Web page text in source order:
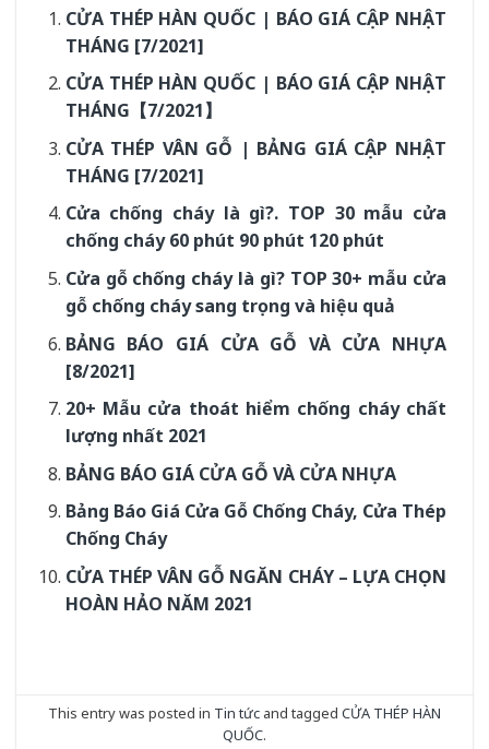
CỬA THÉP HÀN QUỐC | BÁO GIÁ CẬP NHẬT
THÁNG [7/2021]
CỬA THÉP HÀN QUỐC | BÁO GIÁ CẬP NHẬT
THÁNG【7/2021】
CỬA THÉP VÂN GỖ | BẢNG GIÁ CẬP NHẬT
THÁNG [7/2021]
Cửa chống cháy là gì?. TOP 30 mẫu cửa
chống cháy 60 phút 90 phút 120 phút
Cửa gỗ chống cháy là gì? TOP 30+ mẫu cửa
gỗ chống cháy sang trọng và hiệu quả
BẢNG BÁO GIÁ CỬA GỖ VÀ CỬA NHỰA
[8/2021]
20+ Mẫu cửa thoát hiểm chống cháy chất
lượng nhất 2021
BẢNG BÁO GIÁ CỬA GỖ VÀ CỬA NHỰA
Bảng Báo Giá Cửa Gỗ Chống Cháy, Cửa Thép
Chống Cháy
CỬA THÉP VÂN GỖ NGĂN CHÁY – LỰA CHỌN
HOÀN HẢO NĂM 2021
This entry was posted in Tin tức and tagged CỬA THÉP HÀN
QUỐC.